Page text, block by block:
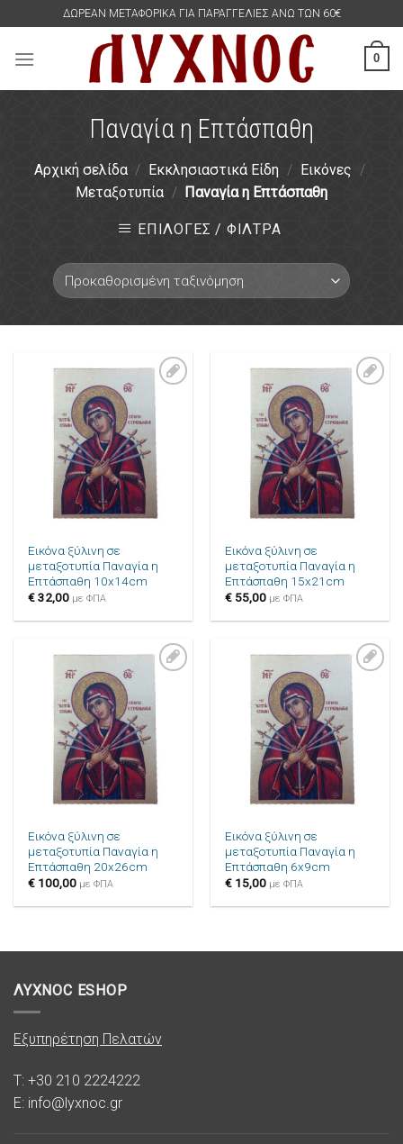
content
ΔΩΡΕΑΝ ΜΕΤΑΦΟΡΙΚΑ ΓΙΑ ΠΑΡΑΓΓΕΛΙΕΣ ΑΝΩ ΤΩΝ 60€
0
Παναγία η Επτάσπαθη
Αρχική σελίδα / Εκκλησιαστικά Είδη / Εικόνες /
Μεταξοτυπία / Παναγία η Επτάσπαθη
ΕΠΙΛΟΓΕΣ / ΦΙΛΤΡΑ
επιθυμιών
Εικόνα ξύλινη σε
μεταξοτυπία Παναγία η
Επτάσπαθη 10x14cm
€32,00 με ΦΠΑ
επιθυμιών
Εικόνα ξύλινη σε
μεταξοτυπία Παναγία η
Επτάσπαθη 15x21cm
€ 55,00 με ΦΠΑ
επιθυμιών
Εικόνα ξύλινη σε
μεταξοτυπία Παναγία η
Επτάσπαθη 20x26cm
€ 100,00 με ΦΠΑ
επιθυμιών
Εικόνα ξύλινη σε
μεταξοτυπία Παναγία η
Επτάσπαθη 6x9cm
€ 15,00 με ΦΠΑ
ΛΥΧΝΟC ESHOP
Εξυπηρέτηση Πελατών
T: +30 210 2224222
E: info@lyxnoc.gr